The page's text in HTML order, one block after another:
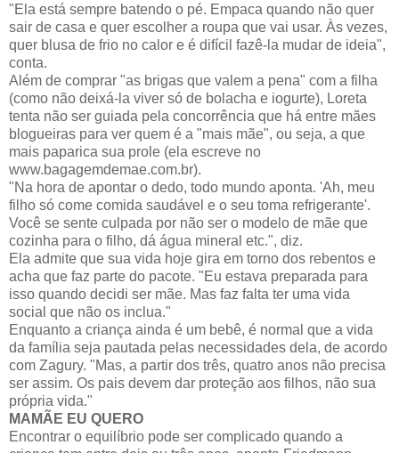
"Ela está sempre batendo o pé. Empaca quando não quer
sair de casa e quer escolher a roupa que vai usar. Às vezes,
quer blusa de frio no calor e é difícil fazê-la mudar de ideia",
conta.
Além de comprar "as brigas que valem a pena" com a filha
(como não deixá-la viver só de bolacha e iogurte), Loreta
tenta não ser guiada pela concorrência que há entre mães
blogueiras para ver quem é a "mais mãe", ou seja, a que
mais paparica sua prole (ela escreve no
www.bagagemdemae.com.br).
"Na hora de apontar o dedo, todo mundo aponta. 'Ah, meu
filho só come comida saudável e o seu toma refrigerante'.
Você se sente culpada por não ser o modelo de mãe que
cozinha para o filho, dá água mineral etc.", diz.
Ela admite que sua vida hoje gira em torno dos rebentos e
acha que faz parte do pacote. "Eu estava preparada para
isso quando decidi ser mãe. Mas faz falta ter uma vida
social que não os inclua."
Enquanto a criança ainda é um bebê, é normal que a vida
da família seja pautada pelas necessidades dela, de acordo
com Zagury. "Mas, a partir dos três, quatro anos não precisa
ser assim. Os pais devem dar proteção aos filhos, não sua
própria vida."
MAMÃE EU QUERO
Encontrar o equilíbrio pode ser complicado quando a